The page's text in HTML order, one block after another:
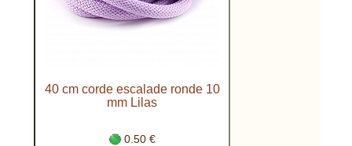
40 cm corde escalade ronde 10
mm Lilas
0.50 €